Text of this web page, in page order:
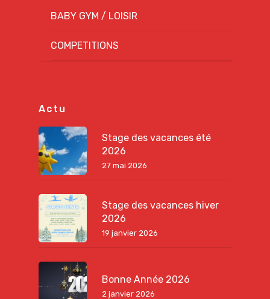
BABY GYM / LOISIR
COMPETITIONS
Actu
Stage des vacances été
2026
27 mai 2026
Stage des vacances hiver
2026
19 janvier 2026
Bonne Année 2026
2 janvier 2026